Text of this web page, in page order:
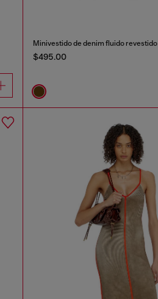
Minivestido de denim fluido revestido
$495.00